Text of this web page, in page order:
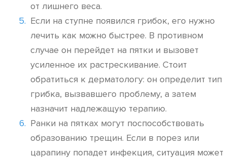
от лишнего веса.
Если на ступне появился грибок, его нужно
лечить как можно быстрее. В противном
случае он перейдет на пятки и вызовет
усиленное их растрескивание. Стоит
обратиться к дерматологу: он определит тип
грибка, вызвавшего проблему, а затем
назначит надлежащую терапию.
Ранки на пятках могут поспособствовать
образованию трещин. Если в порез или
царапину попадет инфекция, ситуация может